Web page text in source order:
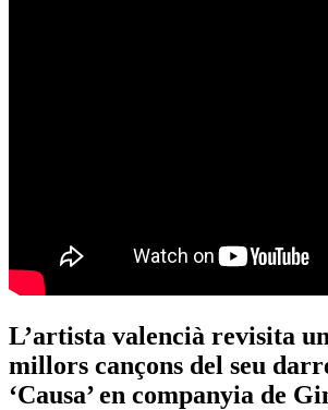
L’artista valencià revisita
millors cançons del seu
‘Causa’ en companyia de